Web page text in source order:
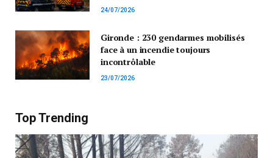
24/07/2026
Gironde : 230 gendarmes mobilisés
face à un incendie toujours
incontrôlable
23/07/2026
Top Trending